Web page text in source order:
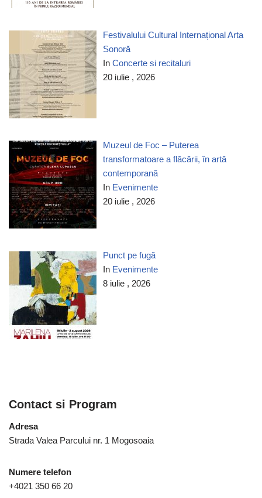
Festivalului Cultural Internațional Arta
Sonoră
InConcerte si recitaluri
20 iulie , 2026
Muzeul de Foc – Puterea
transformatoare a flăcării, în artă
contemporană
In Evenimente
20 iulie , 2026
Punct pe fugă
In Evenimente
8 iulie , 2026
Contact si Program
Adresa
Strada Valea Parcului nr. 1 Mogosoaia
Numere telefon
+4021 350 66 20